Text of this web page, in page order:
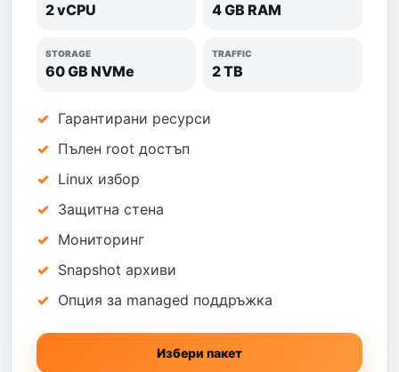
2 vCPU 4 GB RAM
STORAGE
60 GB NVMe
TRAFFIC
2 TB
Гарантирани ресурси
Пълен root достъп
Linux избор
Защитна стена
Мониторинг
Snapshot архиви
Опция за managed поддръжка
Избери пакет